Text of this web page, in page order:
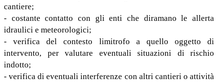
cantiere;
- costante contatto con gli enti che diramano le allerta
idraulici e meteorologici;
- verifica del contesto limitrofo a quello oggetto di
intervento, per valutare eventuali situazioni di rischio
indotto;
- verifica di eventuali interferenze con altri cantieri o attività